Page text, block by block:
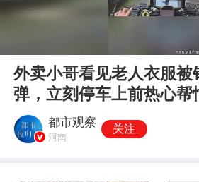
外卖小哥看见老人衣服被
弹，立刻停车上前热心帮
间处处有温暖
都市观察
河南
关注